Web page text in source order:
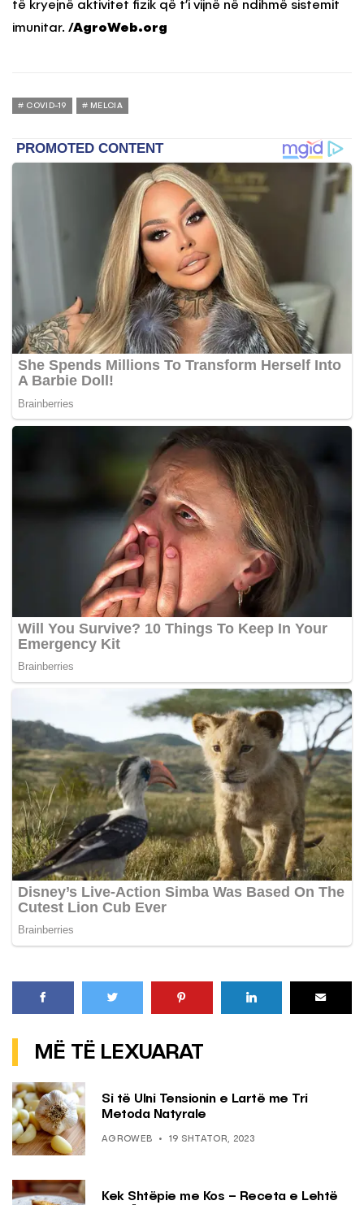
të kryejnë aktivitet fizik që t’i vijnë në ndihmë sistemit
imunitar. /AgroWeb.org
COVID-19 MELCIA
MË TË LEXUARAT
Si të Ulni Tensionin e Lartë me Tri
Metoda Natyrale
AGROWEB 19 SHTATOR, 2023
Kek Shtëpie me Kos – Receta e Lehtë